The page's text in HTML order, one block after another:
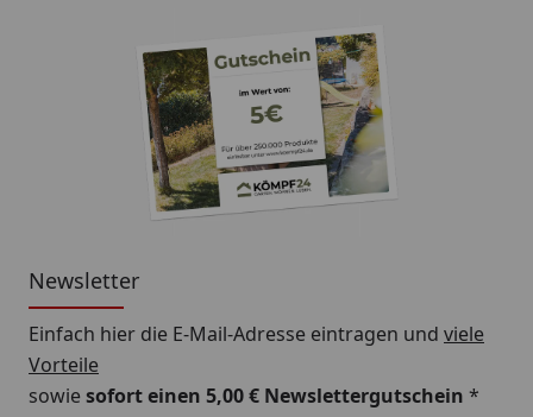
Newsletter
Einfach hier die E-Mail-Adresse eintragen und viele
Vorteile
sowiesofort einen 5,00 € Newslettergutschein *